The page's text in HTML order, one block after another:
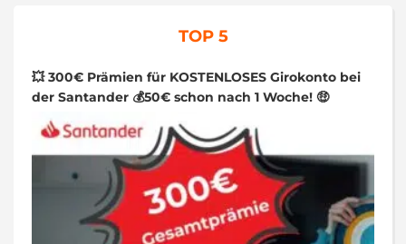
TOP 5
💥 300€ Prämien für KOSTENLOSES Girokonto bei
der Santander 💰50€ schon nach 1 Woche! 🤑